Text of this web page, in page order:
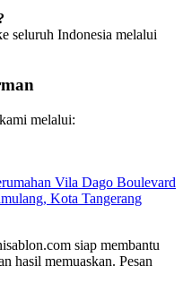
seluruh Indonesia melalui
melalui:
Vila Dago Boulevard
Kota Tangerang
siap membantu
hasil memuaskan. Pesan